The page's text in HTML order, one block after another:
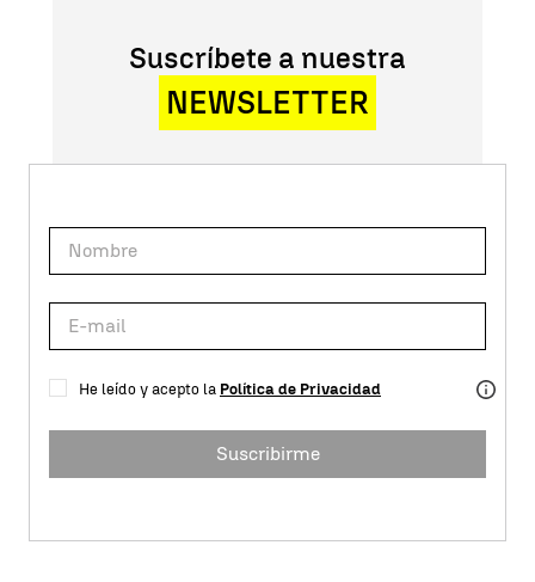
Suscríbete a nuestra
NEWSLETTER
He leído y acepto la Política de Privacidad
Suscribirme